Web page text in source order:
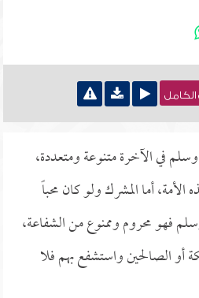
الكامل
في الآخرة متنوعة ومتعددة،
أما المشرك ولو كان محباً
فهو محروم وممنوع من الشفاعة،
أو الصالحين واستشفع بهم فلا